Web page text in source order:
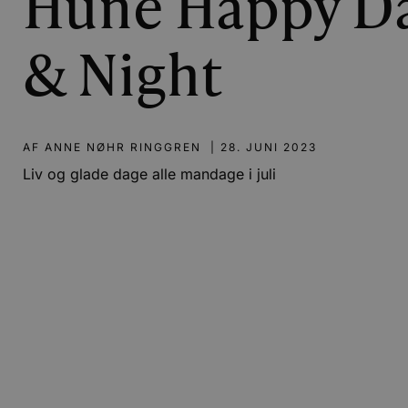
Hune Happy
& Night
AF ANNE NØHR RINGGREN 28. JUNI 2023
Liv og glade dage alle mandage i juli